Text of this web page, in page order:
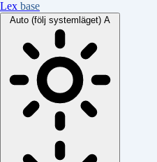
Lex base
Auto (följ systemläget) A